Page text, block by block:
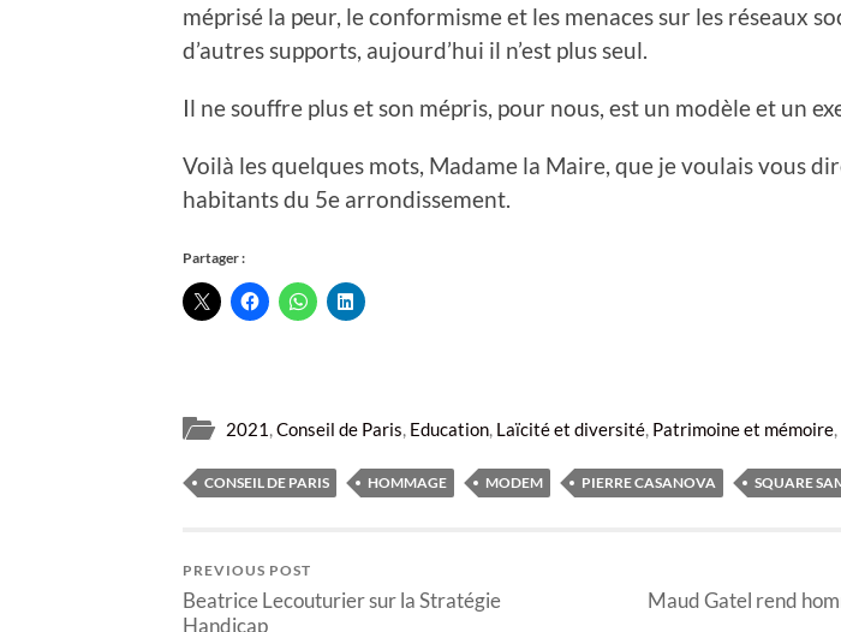
méprisé la peur, le conformisme et les menaces sur les réseaux
d’autres supports, aujourd’hui il n’est plus seul.
Il ne souffre plus et son mépris, pour nous, est un modèle et un
Voilà les quelques mots, Madame la Maire, que je voulais vous
habitants du 5e arrondissement.
Partager :
2021 ,Conseil de Paris, Education, Laïcité et diversité, Patrimoine et mémoire,
CONSEIL DE PARIS HOMMAGE MODEM PIERRE CASANOVA SQUARE
PREVIOUS POST
Beatrice Lecouturier sur la Stratégie
Handicap
Maud Gatel rend